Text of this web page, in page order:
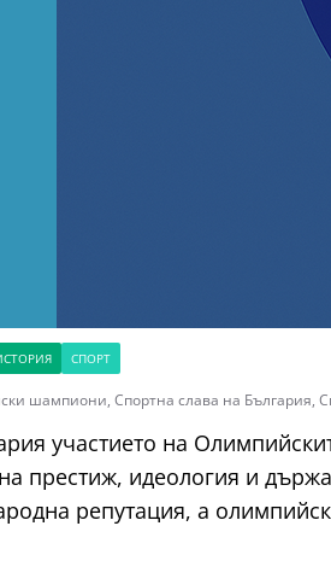
СПОРТ
шампиони, Спортна слава на България,
участието на
престиж, идеология и
репутация, а